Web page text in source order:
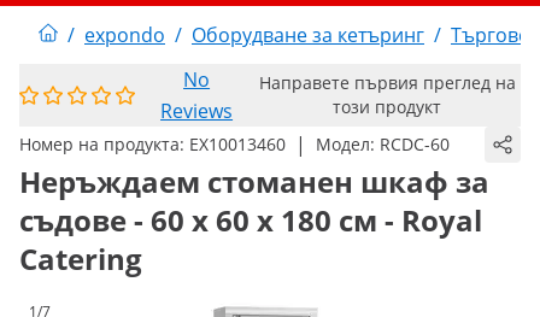
/ expondo / Оборудване за кетъринг /
No
Reviews
Направете първия преглед на
този продукт
Номер на продукта: EX10013460 | Модел: RCDC-60
Неръждаем стоманен шкаф за
съдове - 60 x 60 x 180 см - Royal
Catering
1/7